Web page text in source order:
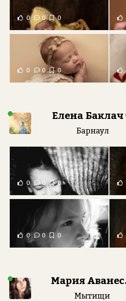
0 0 0
0 0 0
Елена Баклач
Барнаул
0 0 0
0 0 0
Мытищи